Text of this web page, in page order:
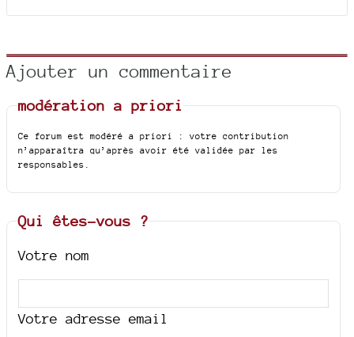
Ajouter un commentaire
modération a priori
Ce forum est modéré a priori : votre contribution
n’apparaîtra qu’après avoir été validée par les
responsables.
Qui êtes-vous ?
Votre nom
Votre adresse email